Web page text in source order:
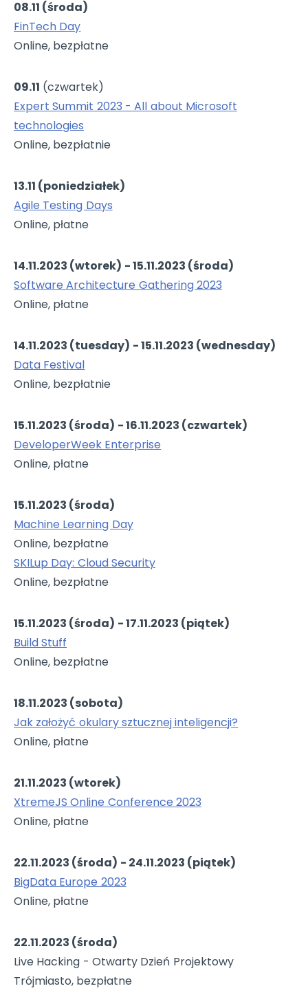
08.11 (środa)
FinTech Day
Online, bezpłatne
09.11 (czwartek)
Expert Summit 2023 - All about Microsoft
technologies
Online, bezpłatnie
13.11 (poniedziałek)
Agile Testing Days
Online, płatne
14.11.2023 (wtorek) - 15.11.2023 (środa)
Software Architecture Gathering 2023
Online, płatne
14.11.2023 (tuesday) - 15.11.2023 (wednesday)
Data Festival
Online, bezpłatnie
15.11.2023 (środa) - 16.11.2023 (czwartek)
DeveloperWeek Enterprise
Online, płatne
15.11.2023 (środa)
Machine Learning Day
Online, bezpłatne
SKILup Day: Cloud Security
Online, bezpłatne
15.11.2023 (środa) - 17.11.2023 (piątek)
Build Stuff
Online, bezpłatne
18.11.2023 (sobota)
Jak założyć okulary sztucznej inteligencji?
Online, płatne
21.11.2023 (wtorek)
XtremeJS Online Conference 2023
Online, płatne
22.11.2023 (środa) - 24.11.2023 (piątek)
BigData Europe 2023
Online, płatne
22.11.2023 (środa)
Live Hacking - Otwarty Dzień Projektowy
Trójmiasto, bezpłatne